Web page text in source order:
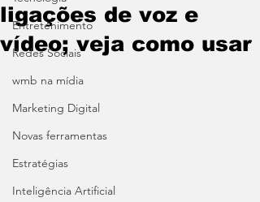
Entretenimento
Redes Sociais
wmb na mídia
Marketing Digital
Novas ferramentas
Estratégias
Inteligência Artificial
ligações de voz e
vídeo; veja como usar